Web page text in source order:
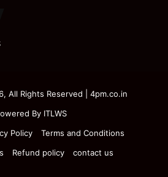
All Rights Reserved | 4pm.co.in
By ITLWS
Policy
Terms and Conditions
Refund policy contact us